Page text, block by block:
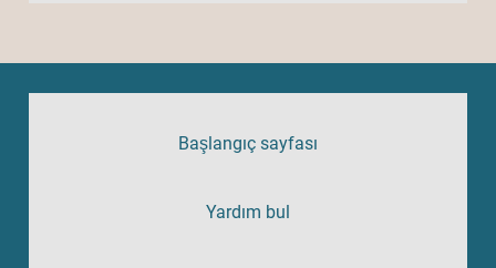
Başlangıç sayfası
Yardım bul